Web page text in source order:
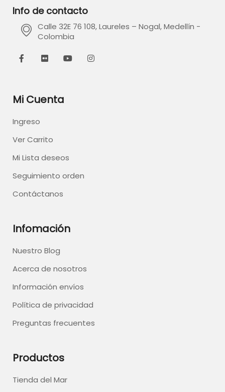
Info de contacto
Calle 32E 76 108, Laureles – Nogal, Medellín -
Colombia
Mi Cuenta
Ingreso
Ver Carrito
Mi Lista deseos
Seguimiento orden
Contáctanos
Infomación
Nuestro Blog
Acerca de nosotros
Información envíos
Política de privacidad
Preguntas frecuentes
Productos
Tienda del Mar